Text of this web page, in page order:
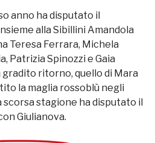
anno ha disputato il
alla Sibillini Amandola
Teresa Ferrara, Michela
Patrizia Spinozzi e Gaia
gradito ritorno, quello di Mara
la maglia rossoblù negli
stagione ha disputato il
Giulianova.